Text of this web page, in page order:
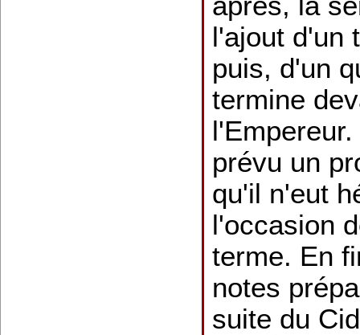
l'ajout d'un
puis, d'un
termine
prévu un
qu'il n'eut
l'occasion
terme. En
notes
suite du